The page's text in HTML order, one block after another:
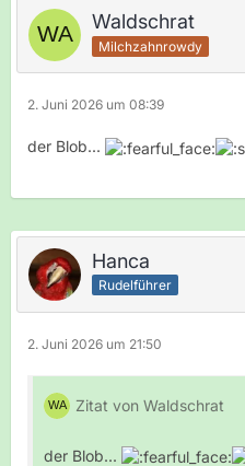
Waldschrat
Milchzahnrowdy
2. Juni 2026 um 08:39
der Blob...
Hanca
Rudelführer
2. Juni 2026 um 21:50
Zitat von Waldschrat
der Blob...